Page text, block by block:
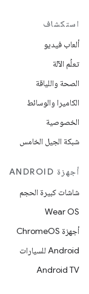
استكشاف
ألعاب فيديو
تعلُم الآلة
الصحة واللياقة
الكاميرا والوسائط
الخصوصية
شبكة الجيل الخامس
أجهزة ANDROID
شاشات كبيرة الحجم
Wear OS
أجهزة ChromeOS
Android للسيارات
Android TV